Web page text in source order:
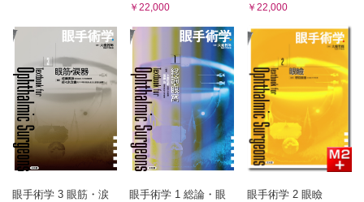
￥22,000 ￥22,000
眼手術学 3 眼筋・涙
眼手術学 1 総論・眼
眼手術学 2 眼瞼